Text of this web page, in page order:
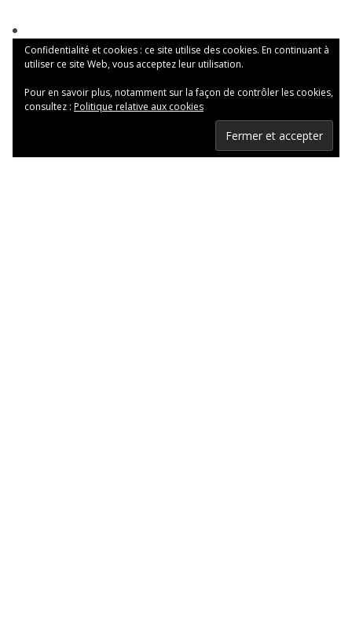
Confidentialité et cookies : ce site utilise des cookies. En continuant à
utiliser ce site Web, vous acceptez leur utilisation.
Pour en savoir plus, notamment sur la façon de contrôler les cookies,
consultez : Politique relative aux cookies